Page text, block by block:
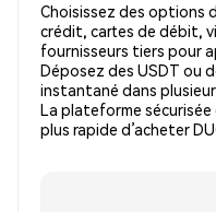
Choisissez des options
crédit, cartes de débit,
fournisseurs tiers pour
Déposez des USDT ou
instantané dans
La plateforme sécurisée
plus rapide d’acheter